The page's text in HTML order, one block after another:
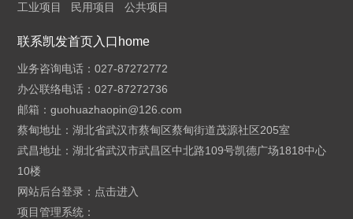
工业项目 民用项目 公共项目
联系凯发首页入口home
业务咨询电话：027-87272772
办公联络电话：027-87272736
邮箱：guohuazhaopin@126.com
蔡甸地址：湖北省武汉市蔡甸区蔡甸街道茂源社区205室
武昌地址：湖北省武汉市武昌区中北路109号凯德广场1818中心
10楼
网站后台登录： 点击进入
项目管理系统：